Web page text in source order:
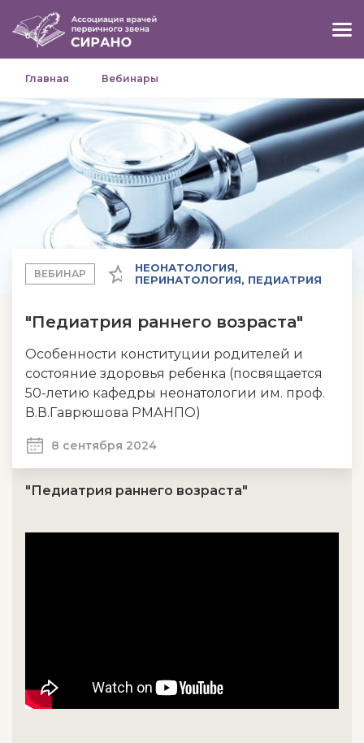
Главная Вебинары
ВЕБИНАР
НЕОНАТОЛОГИЯ,
ПЕРИНАТОЛОГИЯ, ПЕДИАТРИЯ
"Педиатрия раннего возраста"
Особенности конституции родителей и
состояние здоровья ребенка (посвящается
50-летию кафедры неонатологии им. проф.
В.В.Гаврюшова РМАНПО)
8 сентября 2024
"Педиатрия раннего возраста"